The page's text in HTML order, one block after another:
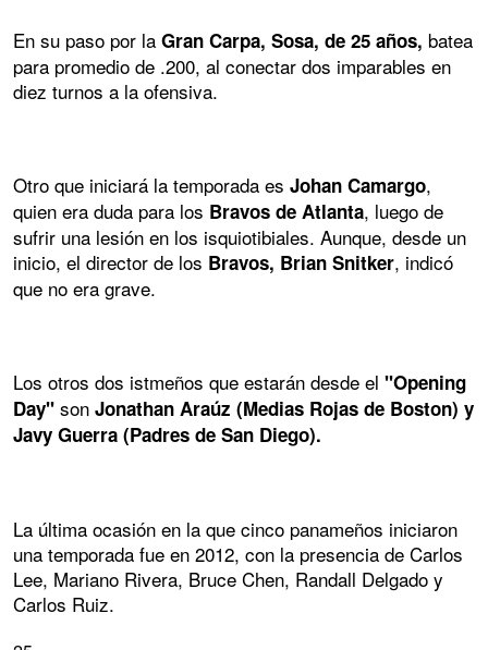
En su paso por la Gran Carpa, Sosa, de 25 años, batea
para promedio de .200, al conectar dos imparables en
diez turnos a la ofensiva.
Otro que iniciará la temporada es Johan Camargo,
quien era duda para los Bravos de Atlanta, luego de
sufrir una lesión en los isquiotibiales. Aunque, desde un
inicio, el director de los Bravos, Brian Snitker, indicó
que no era grave.
Los otros dos istmeños que estarán desde el "Opening
Day" son Jonathan Araúz (Medias Rojas de Boston) y
Javy Guerra (Padres de San Diego).
La última ocasión en la que cinco panameños iniciaron
una temporada fue en 2012, con la presencia de Carlos
Lee, Mariano Rivera, Bruce Chen, Randall Delgado y
Carlos Ruiz.